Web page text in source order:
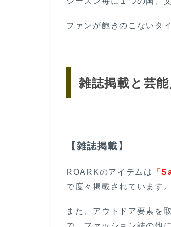
ファンが飽きのこないタ
雑誌掲載と芸
【雑誌掲載】
ROARKのアイテムは 「
で度々掲載されています。
また、アウトドア要素を